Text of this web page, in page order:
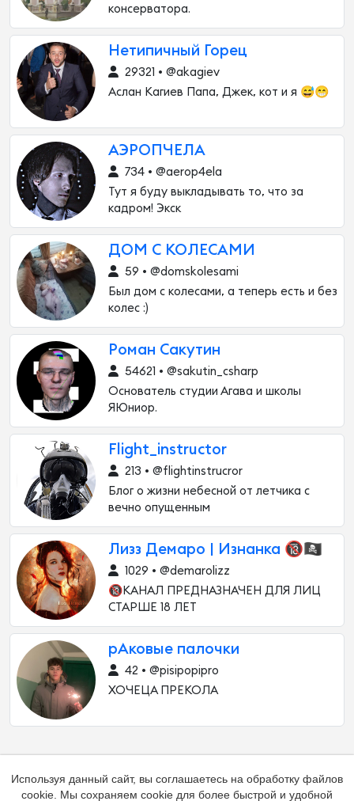
консерватора.
Нетипичный Горец
29321 • @akagiev
Аслан Кагиев Папа, Джек, кот и я 😅😁
АЭРОПЧЕЛА
734 • @aerop4ela
Тут я буду выкладывать то, что за
кадром! Экск
ДОМ С КОЛЕСАМИ
59 • @domskolesami
Был дом с колесами, а теперь есть и без
колес :)
Роман Сакутин
54621 • @sakutin_csharp
Основатель студии Агава и школы
ЯЮниор.
Flight_instructor
213 • @flightinstrucror
Блог о жизни небесной от летчика с
вечно опущенным
Лизз Демаро | Изнанка 🔞🏴‍☠️
1029 • @demarolizz
🔞КАНАЛ ПРЕДНАЗНАЧЕН ДЛЯ ЛИЦ
СТАРШЕ 18 ЛЕТ
рАковые палочки
42 • @pisipopipro
ХОЧЕЦА ПРЕКОЛА
Используя данный сайт, вы соглашаетесь на обработку файлов
cookie. Мы сохраняем cookie для более быстрой и удобной